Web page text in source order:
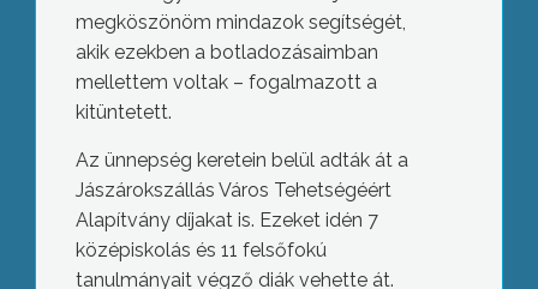
megköszönöm mindazok segítségét,
akik ezekben a botladozásaimban
mellettem voltak – fogalmazott a
kitüntetett.
Az ünnepség keretein belül adták át a
Jászárokszállás Város Tehetségéért
Alapítvány díjakat is. Ezeket idén 7
középiskolás és 11 felsőfokú
tanulmányait végző diák vehette át.
Szent István ünnepén